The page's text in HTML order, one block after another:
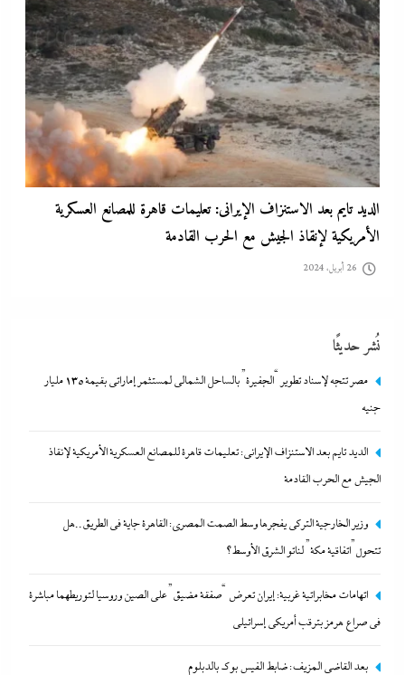
الديد تايم بعد الاستنزاف الإيرانى: تعليمات قاهرة للمصانع العسكرية
الأمريكية لإنقاذ الجيش مع الحرب القادمة
26 أبريل، 2024
وزير الخارجية التركى يفجرها وسط الصمت المصري: القاهرة جاية في
الطريق..هل تتحول”اتفاقية مكة” لناتو الشرق الأوسط؟
26 أبريل، 2024
نُشر حديثًا
مصر تتجه لإسناد تطوير “الجفيرة” بالساحل الشمالي لمستثمر إماراتي بقيمة 135 مليار
جنيه
الديد تايم بعد الاستنزاف الإيرانى: تعليمات قاهرة للمصانع العسكرية الأمريكية لإنقاذ
الجيش مع الحرب القادمة
وزير الخارجية التركى يفجرها وسط الصمت المصري: القاهرة جاية في الطريق..هل
تتحول”اتفاقية مكة” لناتو الشرق الأوسط؟
اتهامات مخابراتية غربية: إيران تعرض “صفقة مضيق” على الصين وروسيا لتوريطهما مباشرة
في صراع هرمز بترقب أمريكي إسرائيلى
بعد القاضي المزيف: ضابط الفيس بوك بالدبلوم